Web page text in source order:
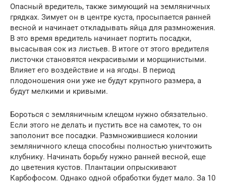
Опасный вредитель, также зимующий на земляничных
грядках. Зимует он в центре куста, просыпается ранней
весной и начинает откладывать яйца для размножения.
В это время вредитель начинает портить посадки,
высасывая сок из листьев. В итоге от этого вредителя
листочки становятся некрасивыми и морщинистыми.
Влияет его воздействие и на ягоды. В период
плодоношения они уже не будут крупного размера, а
будут мелкими и кривыми.
Бороться с земляничным клещом нужно обязательно.
Если этого не делать и пустить все на самотек, то он
заполонит все посадки. Размножившиеся колонии
земляничного клеща способны полностью уничтожить
клубнику. Начинать борьбу нужно ранней весной, еще
до цветения кустов. Плантации опрыскивают
Карбофосом. Однако одной обработки будет мало. За 10